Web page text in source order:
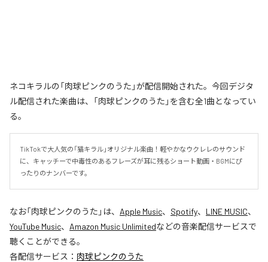
ネコキラルの「肉球ピンクのうた」が配信開始された。今回デジタ
ル配信された楽曲は、「肉球ピンクのうた」を含む全1曲となってい
る。
TikTokで大人気の「猫キラル」オリジナル楽曲！軽やかなウクレレのサウンド
に、キャッチーで中毒性のあるフレーズが耳に残るショート動画・BGMにぴ
ったりのナンバーです。
なお「肉球ピンクのうた 」は、 Apple Music、 Spotify、 LINE MUSIC、
YouTube Music、 Amazon Music Unlimitedなどの音楽配信サービスで
聴くことができる。
各配信サービス： 肉球ピンクのうた